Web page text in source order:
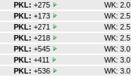
PKL: +275
WK: 2.0
PKL: +173
WK: 2.5
PKL: +271
WK: 2.5
PKL: +218
WK: 2.5
PKL: +545
WK: 3.0
PKL: +411
WK: 3.0
PKL: +536
WK: 3.0